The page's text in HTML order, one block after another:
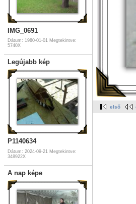
IMG_0691
Dátum: 1980-01-01 Megtekintve:
5740X
Legújabb kép
P1140634
Dátum: 2024-09-21 Megtekintve:
348922X
A nap képe
első